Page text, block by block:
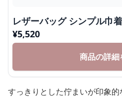
レザーバッグ シンプル巾
¥5,520
商品の詳細
すっきりとした佇まいが印象